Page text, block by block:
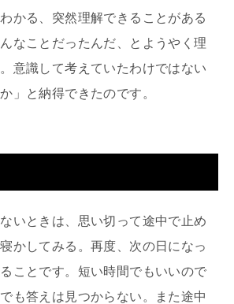
かる、突然理解できることがある
なことだったんだ、とようやく理
意識して考えていたわけではない
」と納得できたのです。
いときは、思い切って途中で止め
かしてみる。再度、次の日になっ
ことです。短い時間でもいいので
も答えは見つからない。また途中